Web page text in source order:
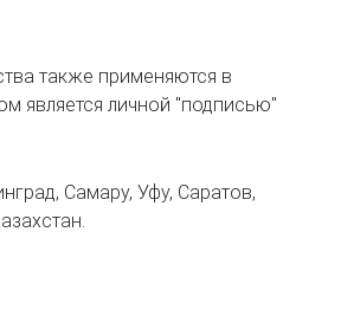
также применяются в
является личной "подписью"
Самару, Уфу, Саратов,